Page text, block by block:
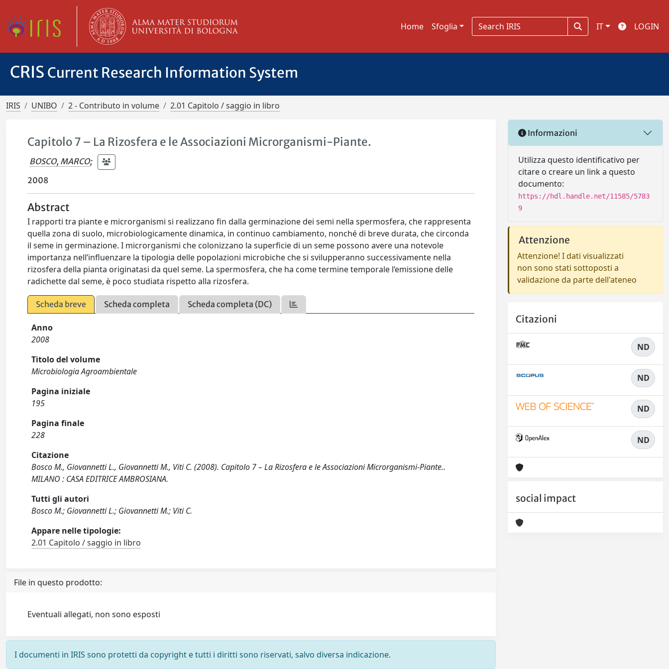
Home Sfoglia IT LOGIN
CRIS Current Research Information System
IRIS UNIBO 2 - Contributo in volume 2.01 Capitolo / saggio in libro
Capitolo 7 – La Rizosfera e le Associazioni Microrganismi-Piante.
BOSCO, MARCO;
2008
Abstract
I rapporti tra piante e microrganismi si realizzano fin dalla germinazione dei semi nella spermosfera, che rappresenta
quella zona di suolo, microbiologicamente dinamica, in continuo cambiamento, nonché di breve durata, che circonda
il seme in germinazione. I microrganismi che colonizzano la superficie di un seme possono avere una notevole
importanza nell’influenzare la tipologia delle popolazioni microbiche che si svilupperanno successivamente nella
rizosfera della pianta originatasi da quel seme. La spermosfera, che ha come termine temporale l’emissione delle
radichette dal seme, è poco studiata rispetto alla rizosfera.
Scheda breve Scheda completa Scheda completa (DC)
Anno
2008
Titolo del volume
Microbiologia Agroambientale
Pagina iniziale
195
Pagina finale
228
Citazione
Bosco M., Giovannetti L., Giovannetti M., Viti C. (2008). Capitolo 7 – La Rizosfera e le Associazioni Microrganismi-Piante..
MILANO : CASA EDITRICE AMBROSIANA.
Tutti gli autori
Bosco M.; Giovannetti L.; Giovannetti M.; Viti C.
Appare nelle tipologie:
2.01 Capitolo / saggio in libro
File in questo prodotto:
Eventuali allegati, non sono esposti
I documenti in IRIS sono protetti da copyright e tutti i diritti sono riservati, salvo diversa indicazione.
Informazioni
Utilizza questo identificativo per
citare o creare un link a questo
documento:
https://hdl.handle.net/11585/5783
9
Attenzione
Attenzione! I dati visualizzati
non sono stati sottoposti a
validazione da parte dell'ateneo
Citazioni
ND
ND
ND
ND
social impact